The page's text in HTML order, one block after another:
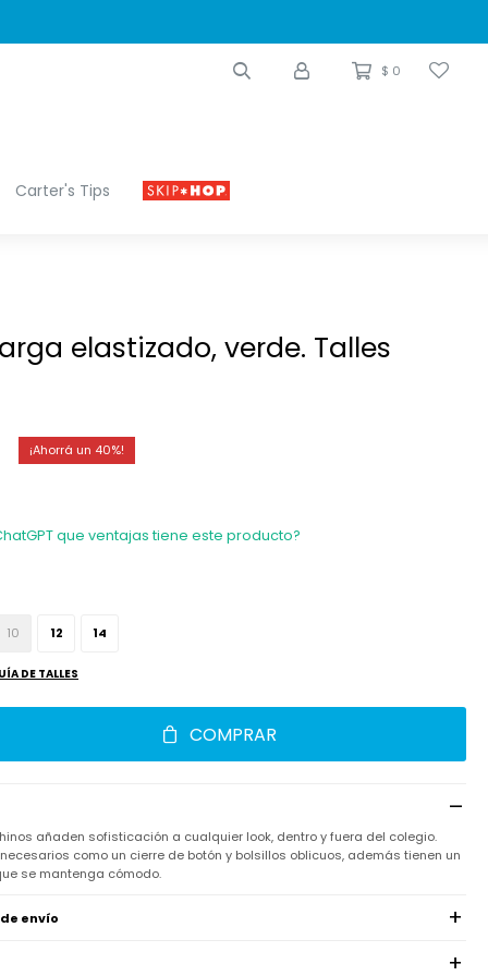
Carter's Tips
$ 0
elastizado, verde. Talles
40
que ventajas tiene este producto?
10 12 14
DE TALLES
COMPRAR
añaden sofisticación a cualquier look, dentro y fuera del colegio.
como un cierre de botón y bolsillos oblicuos, además tienen un
se mantenga cómodo.
envío